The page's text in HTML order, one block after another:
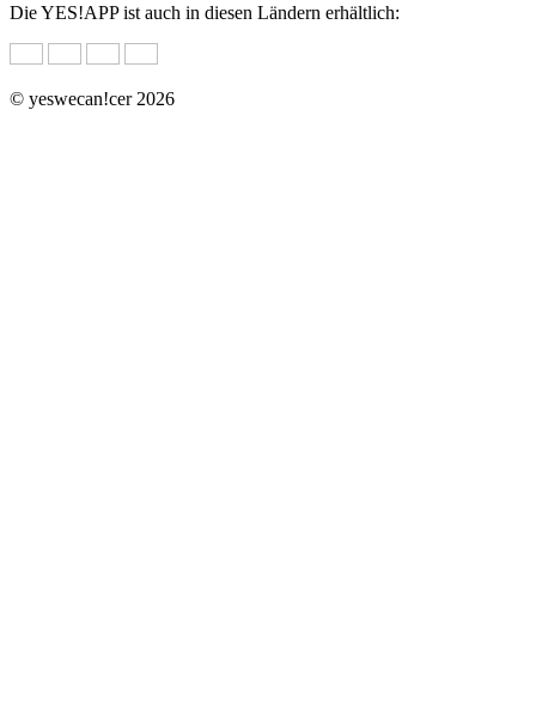
Die YES!APP ist auch in diesen Ländern erhältlich:
© yeswecan!cer 2026